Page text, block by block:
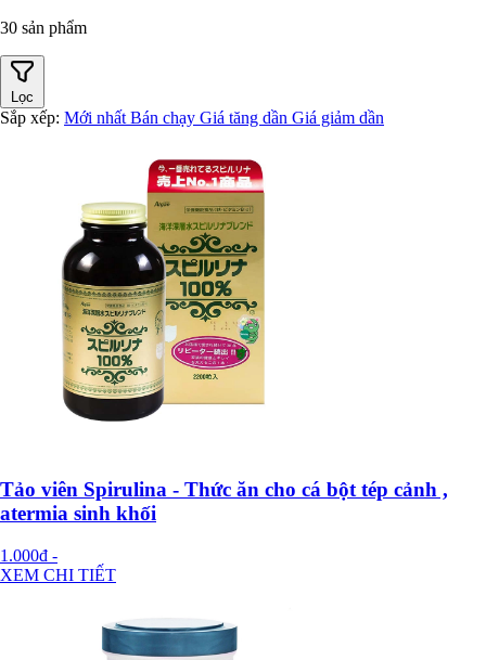
30 sản phẩm
Lọc
Sắp xếp: Mới nhất Bán chạy Giá tăng dần Giá giảm dần
Tảo viên Spirulina - Thức ăn cho cá bột tép cảnh ,
atermia sinh khối
1.000đ -
XEM CHI TIẾT